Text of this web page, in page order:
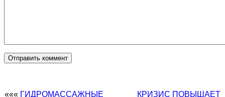
««« ГИДРОМАССАЖНЫЕ
КРИЗИС ПОВЫШАЕТ